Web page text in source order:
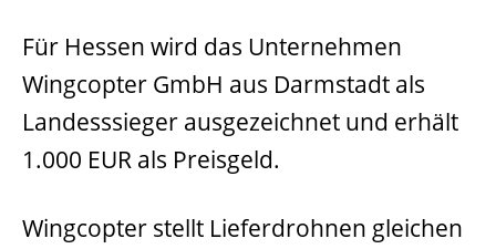
Für Hessen wird das Unternehmen
Wingcopter GmbH aus Darmstadt als
Landesssieger ausgezeichnet und erhält
1.000 EUR als Preisgeld.
Wingcopter stellt Lieferdrohnen gleichen